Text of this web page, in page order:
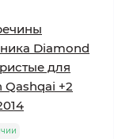
Diamond
для
Qashqai +2